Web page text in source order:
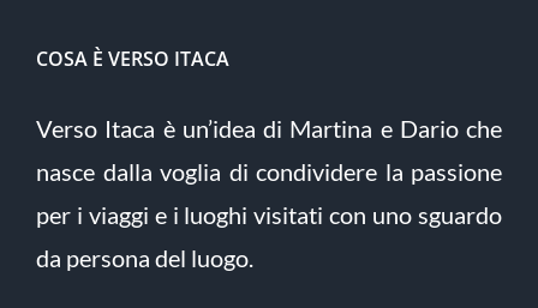
COSA È VERSO ITACA
Verso Itaca è un’idea di Martina e Dario che
nasce dalla voglia di condividere la passione
per i viaggi e i luoghi visitati con uno sguardo
da persona del luogo.